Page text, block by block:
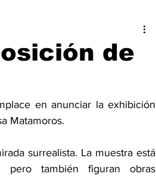
de
en anunciar la exhibición
Matamoros.
surrealista. La muestra está
pero también figuran obras